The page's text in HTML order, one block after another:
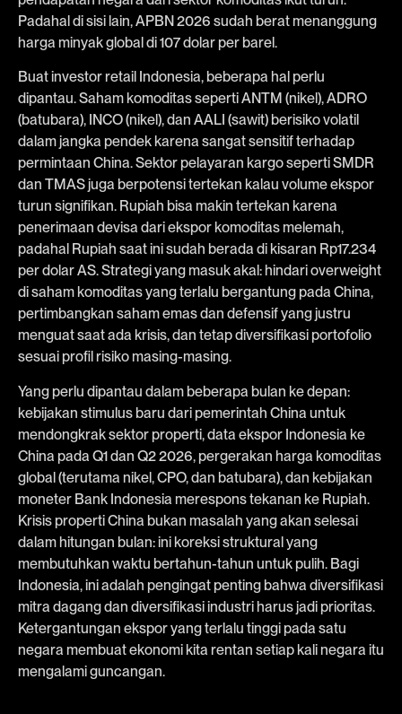
Padahal di sisi lain, APBN 2026 sudah berat menanggung
harga minyak global di 107 dolar per barel.
Buat investor retail Indonesia, beberapa hal perlu
dipantau. Saham komoditas seperti ANTM (nikel), ADRO
(batubara), INCO (nikel), dan AALI (sawit) berisiko volatil
dalam jangka pendek karena sangat sensitif terhadap
permintaan China. Sektor pelayaran kargo seperti SMDR
dan TMAS juga berpotensi tertekan kalau volume ekspor
turun signifikan. Rupiah bisa makin tertekan karena
penerimaan devisa dari ekspor komoditas melemah,
padahal Rupiah saat ini sudah berada di kisaran Rp17.234
per dolar AS. Strategi yang masuk akal: hindari overweight
di saham komoditas yang terlalu bergantung pada China,
pertimbangkan saham emas dan defensif yang justru
menguat saat ada krisis, dan tetap diversifikasi portofolio
sesuai profil risiko masing-masing.
Yang perlu dipantau dalam beberapa bulan ke depan:
kebijakan stimulus baru dari pemerintah China untuk
mendongkrak sektor properti, data ekspor Indonesia ke
China pada Q1 dan Q2 2026, pergerakan harga komoditas
global (terutama nikel, CPO, dan batubara), dan kebijakan
moneter Bank Indonesia merespons tekanan ke Rupiah.
Krisis properti China bukan masalah yang akan selesai
dalam hitungan bulan: ini koreksi struktural yang
membutuhkan waktu bertahun-tahun untuk pulih. Bagi
Indonesia, ini adalah pengingat penting bahwa diversifikasi
mitra dagang dan diversifikasi industri harus jadi prioritas.
Ketergantungan ekspor yang terlalu tinggi pada satu
negara membuat ekonomi kita rentan setiap kali negara itu
mengalami guncangan.